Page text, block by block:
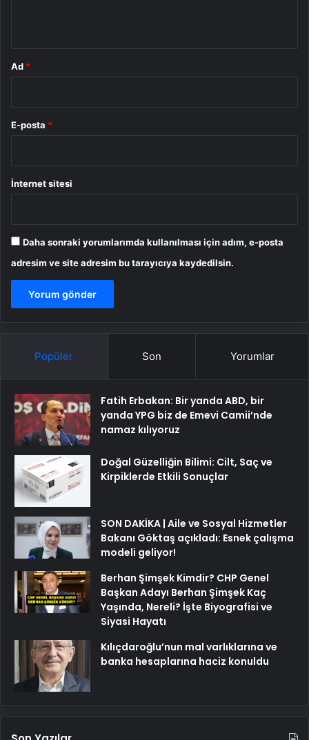
Ad *
E-posta *
İnternet sitesi
Daha sonraki yorumlarımda kullanılması için adım, e-posta
adresim ve site adresim bu tarayıcıya kaydedilsin.
Popüler Son Yorumlar
Fatih Erbakan: Bir yanda ABD, bir
yanda YPG biz de Emevi Camii’nde
namaz kılıyoruz
Doğal Güzelliğin Bilimi: Cilt, Saç ve
Kirpiklerde Etkili Sonuçlar
SON DAKİKA | Aile ve Sosyal Hizmetler
Bakanı Göktaş açıkladı: Esnek çalışma
modeli geliyor!
Berhan Şimşek Kimdir? CHP Genel
Başkan Adayı Berhan Şimşek Kaç
Yaşında, Nereli? İşte Biyografisi ve
Siyasi Hayatı
Kılıçdaroğlu’nun mal varlıklarına ve
banka hesaplarına haciz konuldu